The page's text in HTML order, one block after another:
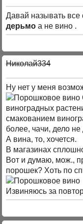
Давай называть
дерьмо а не вино .
Николай334
Ну нет у меня
виноградных
смакованием
более, чачи, дело не
А вина, то, хочется.
В магазинах
Вот и думаю, мож.,
порошек? Хоть по
Извиняюсь за